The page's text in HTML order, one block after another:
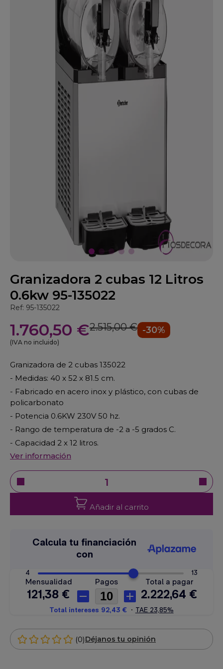
Granizadora 2 cubas 12 Litros
0.6kw 95-135022
Ref: 95-135022
1.760,50 €2.515,00 € -30%
(IVA no incluido)
Granizadora de 2 cubas 135022
- Medidas: 40 x 52 x 81.5 cm.
- Fabricado en acero inox y plástico, con cubas de
policarbonato
- Potencia 0.6KW 230V 50 hz.
- Rango de temperatura de -2 a -5 grados C.
- Capacidad 2 x 12 litros.
Ver información
Añadir al carrito
(0)Déjanos tu opinión